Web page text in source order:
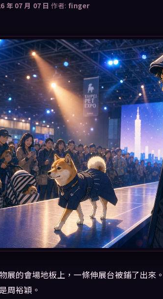
年 07 月 07 日 作者: finger
展的會場地板上，一條伸展台被鋪了出來
周裕穎。